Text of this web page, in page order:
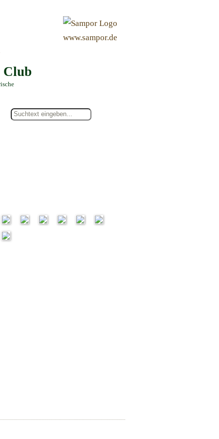
Club
www.sampor.de